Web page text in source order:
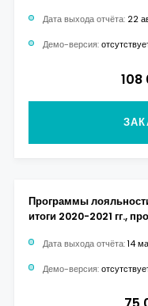
Дата выхода отчёта: 22
Демо-версия:
108
Программы
итоги 2020-2021 гг.,
Дата выхода отчёта: 14
Демо-версия: